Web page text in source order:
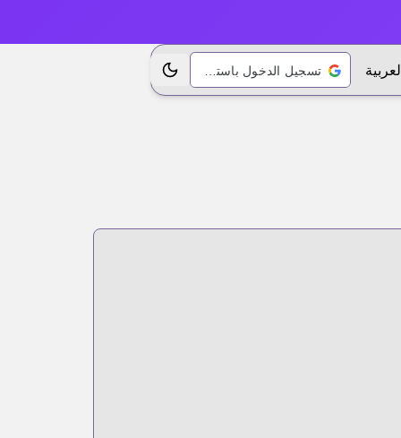
تبديل الموضوع